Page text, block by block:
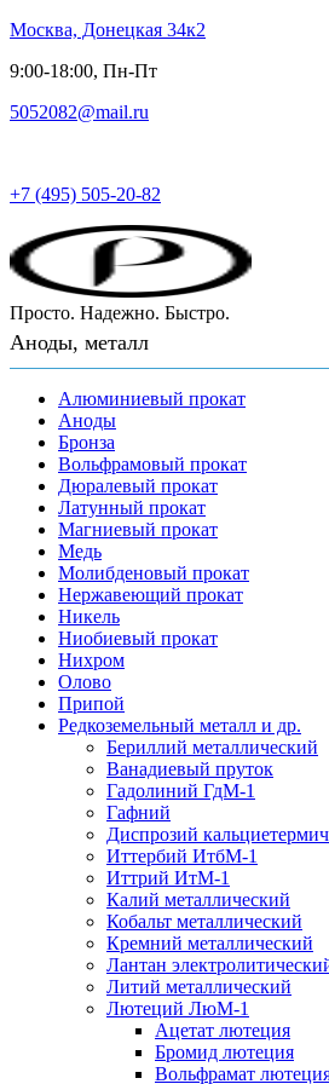
Москва, Донецкая 34к2
9:00-18:00, Пн-Пт
5052082@mail.ru
+7 (495) 505-20-82
Просто. Надежно. Быстро.
Аноды, металл
Алюминиевый прокат
Аноды
Бронза
Вольфрамовый прокат
Дюралевый прокат
Латунный прокат
Магниевый прокат
Медь
Молибденовый прокат
Нержавеющий прокат
Никель
Ниобиевый прокат
Нихром
Олово
Припой
Редкоземельный металл и др.
Бериллий металлический
Ванадиевый пруток
Гадолиний ГдМ-1
Гафний
Диспрозий
Иттербий ИтбМ-1
Иттрий ИтМ-1
Калий металлический
Кобальт металлический
Кремний металлический
Лантан
Литий металлический
Лютеций ЛюМ-1
Ацетат лютеция
Бромид лютеция
Вольфрамат